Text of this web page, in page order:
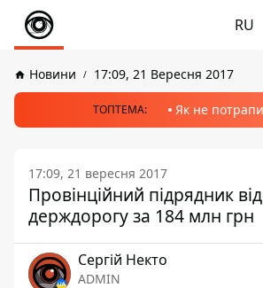
RU
Новини 17:09, 21 Вересня 2017
ТОПТЕМА: Як не
17:09, 21 вересня 2017
Провінційний підрядник
держдорогу за 184 млн грн
Сергій Некто
ADMIN